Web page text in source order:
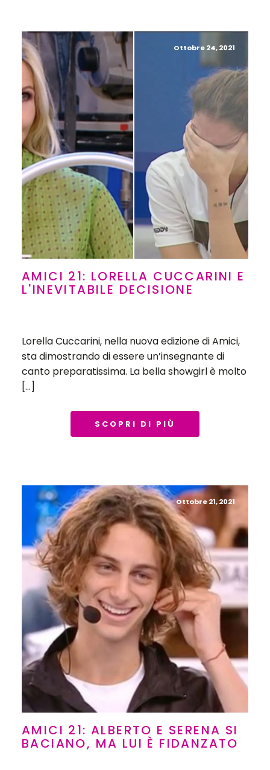
Ottobre 24, 2021
AMICI 21: LORELLA CUCCARINI E
L'INEVITABILE DECISIONE
Lorella Cuccarini, nella nuova edizione di Amici,
sta dimostrando di essere un’insegnante di
canto preparatissima. La bella showgirl è molto
[…]
SCOPRI DI PIÙ
Ottobre 21, 2021
AMICI 21: ALBERTO E SERENA SI
BACIANO, MA LUI È FIDANZATO